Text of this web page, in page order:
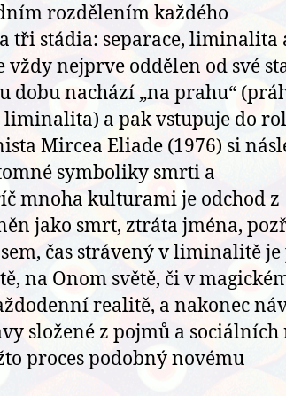
rozdělením každého
tři stádia: separace, liminalita
vždy nejprve oddělen od své
dobu nachází „na prahu“
liminalita) a pak vstupuje do
Mircea Eliade (1976) si
symboliky smrti a
mnoha kulturami je odchod z
jako smrt, ztráta jména,
čas strávený v liminalitě je
na Onom světě, či v
realitě, a nakonec
složené z pojmů a
proces podobný novému